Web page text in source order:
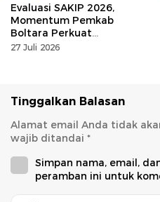
Evaluasi SAKIP 2026,
Momentum Pemkab
Boltara Perkuat
Akuntabilitas dan Kinerja
27 Juli 2026
Tinggalkan Balasan
Alamat email Anda tidak
wajib ditandai *
Simpan nama, email,
peramban ini untuk